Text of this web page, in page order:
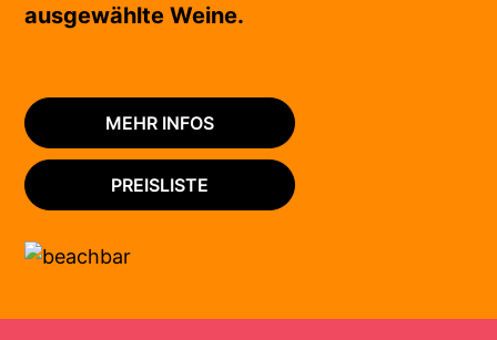
ausgewählte Weine.
MEHR INFOS
PREISLISTE